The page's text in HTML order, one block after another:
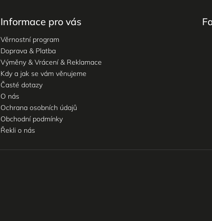
Informace pro vás
Věrnostní program
Doprava & Platba
Výměny & Vrácení & Reklamace
Kdy a jak se vám věnujeme
Časté dotazy
O nás
Ochrana osobních údajů
Obchodní podmínky
Řekli o nás